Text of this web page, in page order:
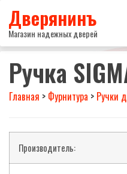
Дверянинъ
Магазин надежных дверей
Ручка
Главная > Фурнитура > Ручки
Производитель: